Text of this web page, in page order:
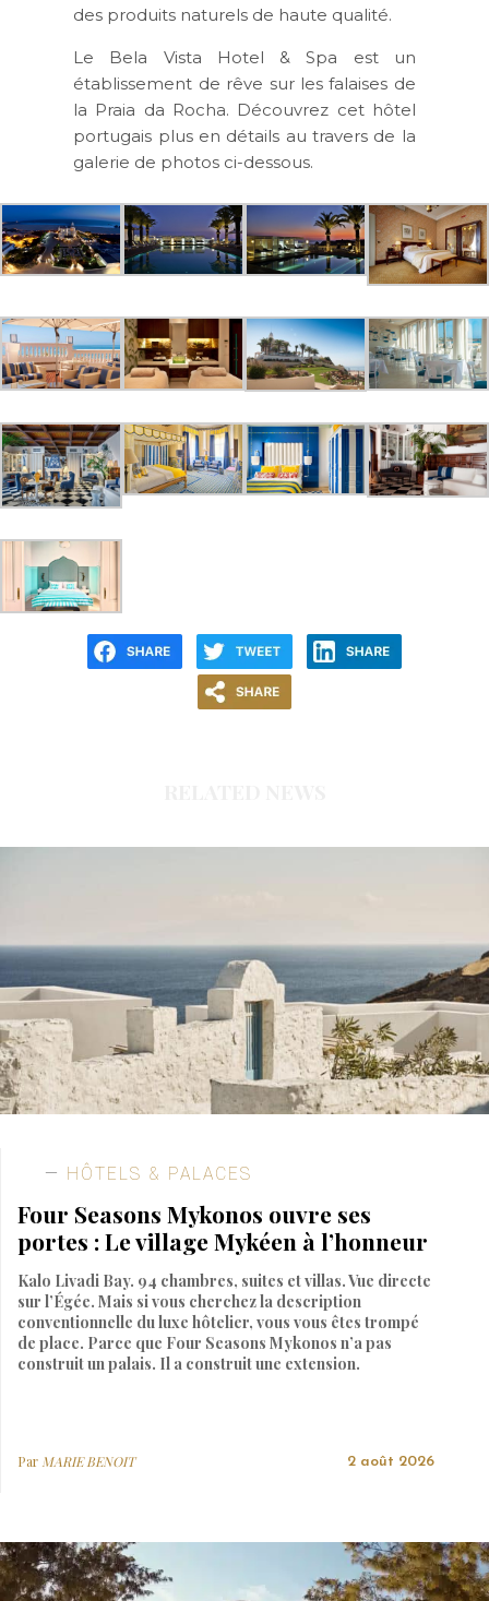
des produits naturels de haute qualité.
Le Bela Vista Hotel & Spa est un
établissement de rêve sur les falaises de
la Praia da Rocha. Découvrez cet hôtel
portugais plus en détails au travers de la
galerie de photos ci-dessous.
HÔTELS & PALACES
Four Seasons Mykonos ouvre ses
portes : Le village Mykéen à l’honneur
Kalo Livadi Bay. 94 chambres, suites et villas. Vue directe
sur l’Égée. Mais si vous cherchez la description
conventionnelle du luxe hôtelier, vous vous êtes trompé
de place. Parce que Four Seasons Mykonos n’a pas
construit un palais. Il a construit une extension.
Par MARIE BENOIT 2 août 2026